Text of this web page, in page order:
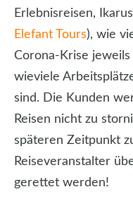
Erlebnisreisen,
Elefant Tours), wie
Corona-Krise
wieviele
sind. Die Kunden
Reisen nicht zu
späteren Zeitpunkt
Reiseveranstalter
gerettet werden!